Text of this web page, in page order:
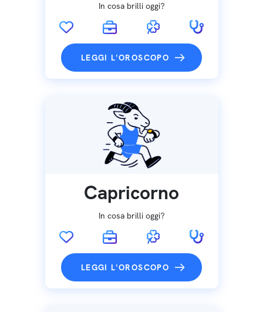
In cosa brilli oggi?
LEGGI L'OROSCOPO
Capricorno
In cosa brilli oggi?
LEGGI L'OROSCOPO